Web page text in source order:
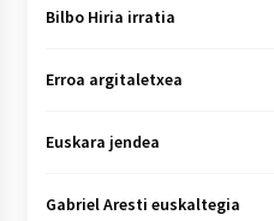
Bilbo Hiria irratia
Erroa argitaletxea
Euskara jendea
Gabriel Aresti euskaltegia